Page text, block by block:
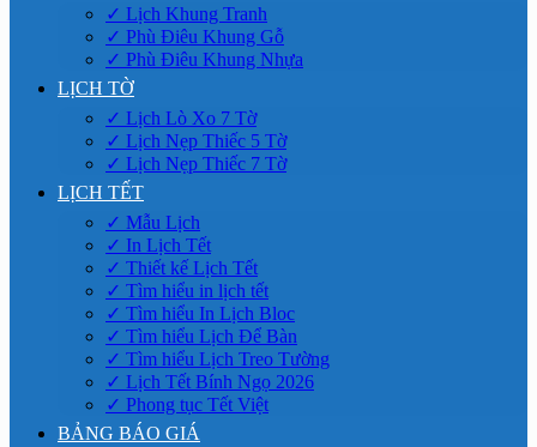
✓ Lịch Khung Tranh
✓ Phù Điêu Khung Gỗ
✓ Phù Điêu Khung Nhựa
LỊCH TỜ
✓ Lịch Lò Xo 7 Tờ
✓ Lịch Nẹp Thiếc 5 Tờ
✓ Lịch Nẹp Thiếc 7 Tờ
LỊCH TẾT
✓ Mẫu Lịch
✓ In Lịch Tết
✓ Thiết kế Lịch Tết
✓ Tìm hiểu in lịch tết
✓ Tìm hiểu In Lịch Bloc
✓ Tìm hiểu Lịch Để Bàn
✓ Tìm hiểu Lịch Treo Tường
✓ Lịch Tết Bính Ngọ 2026
✓ Phong tục Tết Việt
BẢNG BÁO GIÁ